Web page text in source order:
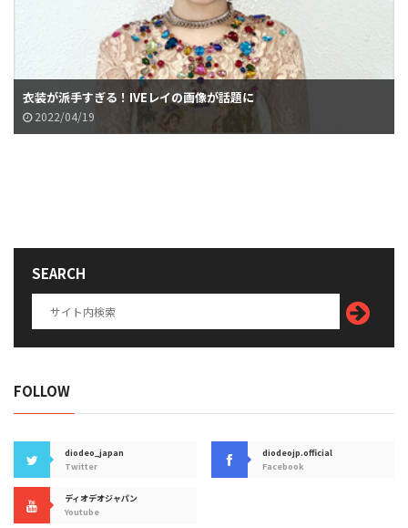
衣装が派手すぎる！IVEレイの画像が話題に
2022/04/19
SEARCH
FOLLOW
diodeo_japan
Twitter
diodeojp.official
Facebook
ディオデオジャパン
Youtube